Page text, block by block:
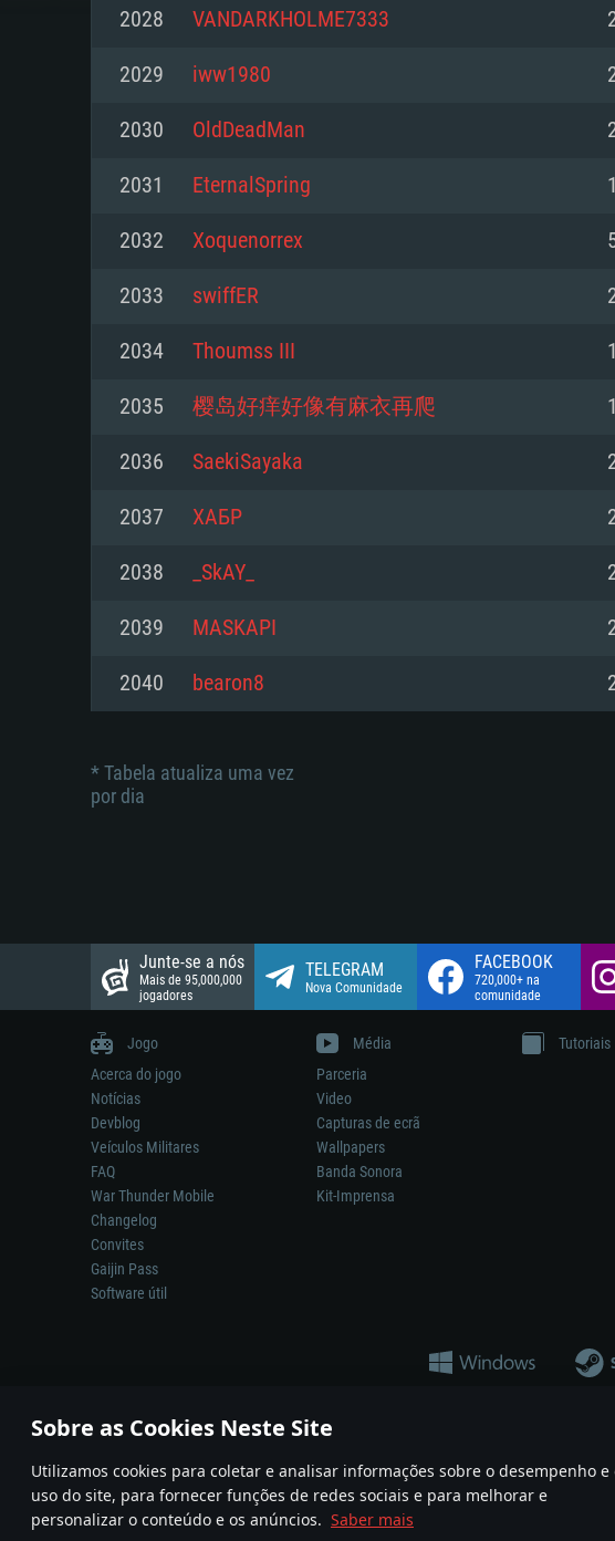
Sobre as Cookies Neste Site
Utilizamos cookies para coletar e analisar informações sobre o desempenho e
uso do site, para fornecer funções de redes sociais e para melhorar e
personalizar o conteúdo e os anúncios. Saber mais
Mínimo
77XX / NVIDIA GeForce GTX 660.
mínima suportada: 720p
Network: Internet de banda larga.
Disco: 23,1 GB
Mínimo
mais recente
Processador: Core i5 2.2GHz mínimo
não suportado)
Memória: 6 GB
Placa Gráfica: Intel Iris Pro 5200 (Mac),
mínima suportada: 720p com suporte
Network: Internet de banda larga.
Disco: 21,5 GB
Mínimo
do Linux de 64bit
Processador: Dual-Core 2.4 GHz
Memória: 4 GB
Placa Gráfica: NVIDIA 660 com os drivers
recentes (não mais de 6 meses) /
Vulkan (não mais de 6 meses);
suportada: 720p.
Network: Internet de banda larga.
Disco: 21,5 GB
2028 VANDARKHOLME7333
2029 iww1980
2030 OldDeadMan
2031 EternalSpring
2032 Xoquenorrex
2033 swiffER
2034 Thoumss III
2035 樱岛好痒好像有麻衣再爬
2036 SaekiSayaka
2037 ХАБР
2038 _SkAY_
2039 MASKAPI
2040 bearon8
* Tabela atualiza uma vez
por dia
Junte-se a nós
Mais de 95,000,000
jogadores
TELEGRAM
Nova Comunidade
FACEBOOK
720,000+ na
comunidade
Jogo
Acerca do jogo
Notícias
Devblog
Veículos Militares
FAQ
War Thunder Mobile
Changelog
Convites
Gaijin Pass
Software útil
Média
Parceria
Video
Capturas de ecrã
Wallpapers
Banda Sonora
Kit-Imprensa
Tutoriais
A reprodução de qualquer sistema de armas ou veículo neste jogo não significa
© 2011—2026 Gaijin Games Kft. All trademarks, logos and brand names are the
Termos e condições Termos de Serviço